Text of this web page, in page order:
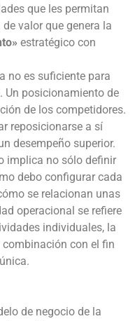
que les permitan
valor que genera la
estratégico con
no es suficiente para
Un posicionamiento de
de los competidores.
reposicionarse a sí
desempeño superior.
implica no sólo definir
debo configurar cada
se relacionan unas
operacional se refiere
individuales, la
combinación con el fin
de negocio de la